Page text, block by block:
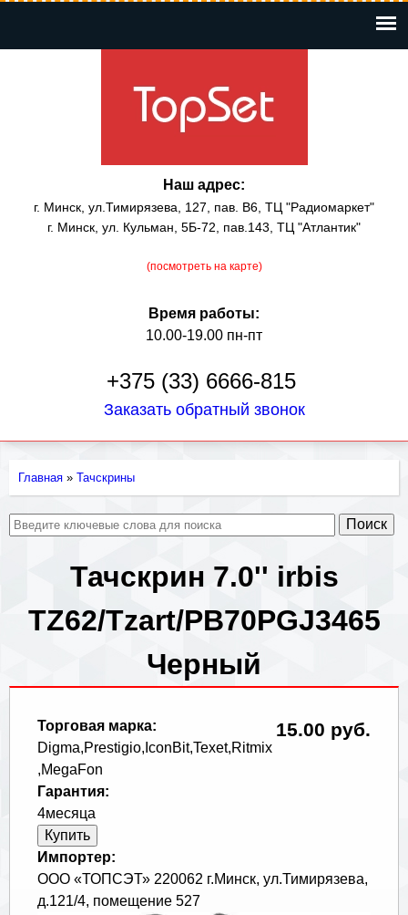
содержанию
Наш адрес:
г. Минск, ул.Тимирязева, 127, пав. В6, ТЦ "Радиомаркет"
г. Минск, ул. Кульман, 5Б-72, пав.143, ТЦ "Атлантик"
(посмотреть на карте)
Время работы:
10.00-19.00 пн-пт
+375 (33) 6666-815
Заказать обратный звонок
Вы
здесь
Главная » Тачскрины
Тачскрин 7.0'' irbis
TZ62/Tzart/PB70PGJ3465
Черный
15.00 руб.
Торговая марка:
Digma,Prestigio,IconBit,Texet,Ritmix
,MegaFon
Гарантия:
4месяца
Импортер:
ООО «ТОПСЭТ» 220062 г.Минск, ул.Тимирязева,
д.121/4, помещение 527